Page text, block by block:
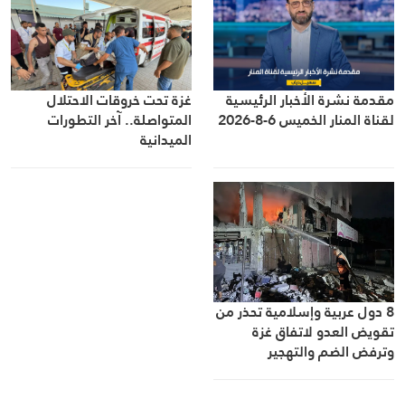
مقدمة نشرة الأخبار الرئيسية
لقناة المنار الخميس 6-8-2026
غزة تحت خروقات الاحتلال
المتواصلة.. آخر التطورات
الميدانية
8 دول عربية وإسلامية تحذر من
تقويض العدو لاتفاق غزة
وترفض الضم والتهجير